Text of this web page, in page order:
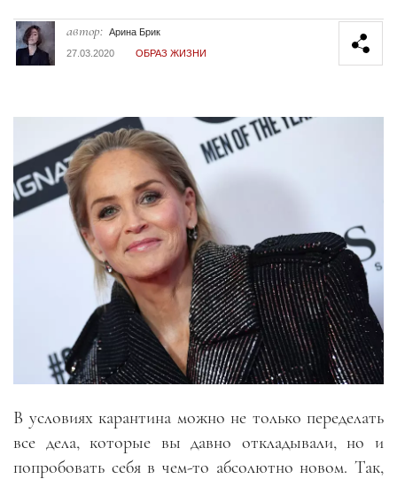
автор: Арина Брик
27.03.2020
ОБРАЗ ЖИЗНИ
В условиях карантина можно не только переделать
все дела, которые вы давно откладывали, но и
попробовать себя в чем-то абсолютно новом. Так,